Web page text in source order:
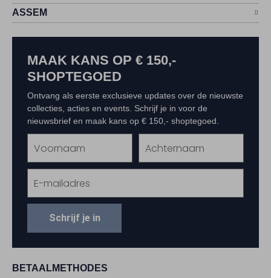
ASSEM
BETAALMETHODES
MAAK KANS OP € 150,-
SHOPTEGOED
Ontvang als eerste exclusieve updates over de nieuwste
collecties, acties en events. Schrijf je in voor de
nieuwsbrief en maak kans op € 150,- shoptegoed.
Schrijf je in